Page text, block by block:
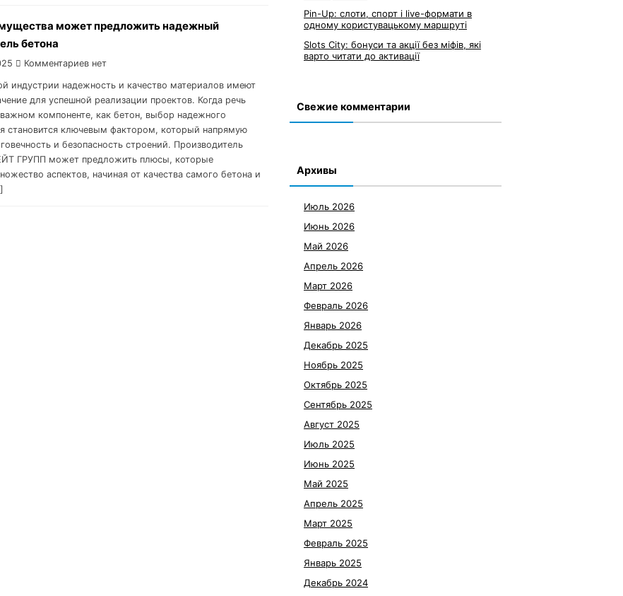
может предложить надежный
бетона
Комментариев нет
индустрии надежность и качество материалов имеют
для успешной реализации проектов. Когда речь
компоненте, как бетон, выбор надежного
становится ключевым фактором, который напрямую
и безопасность строений. Производитель
ГРУПП может предложить плюсы, которые
аспектов, начиная от качества самого бетона и
Pin-Up: слоти, спорт і live-формати в
одному користувацькому маршруті
Slots City: бонуси та акції без міфів, які
варто читати до активації
Свежие комментарии
Архивы
Июль 2026
Июнь 2026
Май 2026
Апрель 2026
Март 2026
Февраль 2026
Январь 2026
Декабрь 2025
Ноябрь 2025
Октябрь 2025
Сентябрь 2025
Август 2025
Июль 2025
Июнь 2025
Май 2025
Апрель 2025
Март 2025
Февраль 2025
Январь 2025
Декабрь 2024